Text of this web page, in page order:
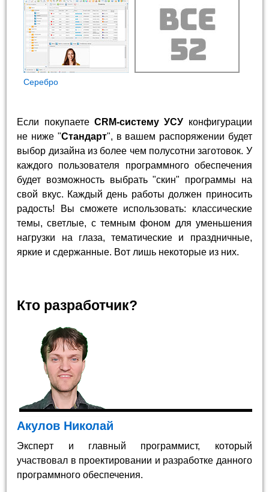
Cеребро
Если покупаете CRM-систему УСУ конфигурации
не ниже "Стандарт", в вашем распоряжении будет
выбор дизайна из более чем полусотни заготовок. У
каждого пользователя программного обеспечения
будет возможность выбрать "скин" программы на
свой вкус. Каждый день работы должен приносить
радость! Вы сможете использовать: классические
темы, светлые, с темным фоном для уменьшения
нагрузки на глаза, тематические и праздничные,
яркие и сдержанные. Вот лишь некоторые из них.
Кто разработчик?
Акулов Николай
Эксперт и главный программист, который
участвовал в проектировании и разработке данного
программного обеспечения.